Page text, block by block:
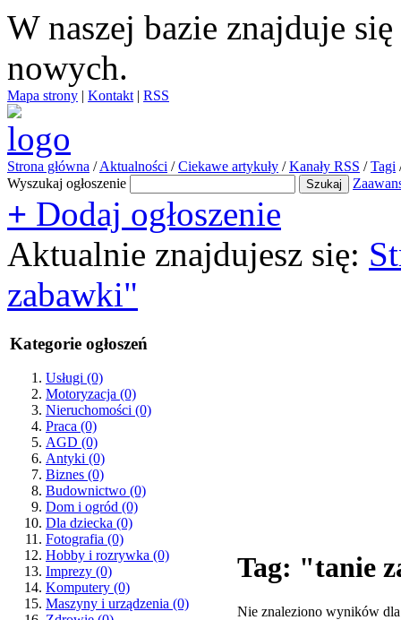
W naszej bazie znajduje się
nowych.
Mapa strony | Kontakt | RSS
Strona główna / Aktualności / Ciekawe artykuły / Kanały RSS / Tagi
Wyszukaj ogłoszenie
+ Dodaj ogłoszenie
Aktualnie znajdujesz się:
zabawki"
Kategorie ogłoszeń
Usługi (0)
Motoryzacja (0)
Nieruchomości (0)
Praca (0)
AGD (0)
Antyki (0)
Biznes (0)
Budownictwo (0)
Dom i ogród (0)
Dla dziecka (0)
Fotografia (0)
Hobby i rozrywka (0)
Imprezy (0)
Komputery (0)
Maszyny i urządzenia (0)
Tag: "tanie
Nie znaleziono wyników